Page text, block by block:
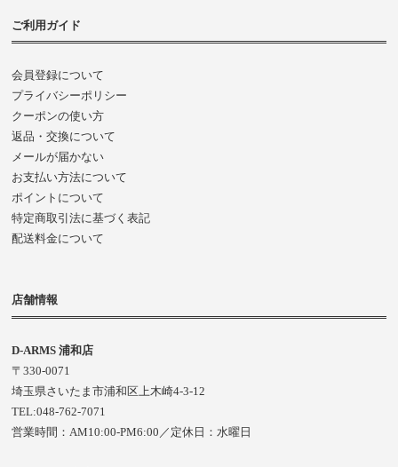
ご利用ガイド
会員登録について
プライバシーポリシー
クーポンの使い方
返品・交換について
メールが届かない
お支払い方法について
ポイントについて
特定商取引法に基づく表記
配送料金について
店舗情報
D-ARMS 浦和店
〒330-0071
埼玉県さいたま市浦和区上木崎4-3-12
TEL:048-762-7071
営業時間：AM10:00-PM6:00／定休日：水曜日